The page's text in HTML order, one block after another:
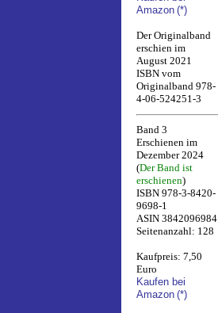
Amazon (*)
Der Originalband
erschien im
August 2021
ISBN vom
Originalband 978-
4-06-524251-3
Band 3
Erschienen im
Dezember 2024
(Der Band ist
erschienen)
ISBN 978-3-8420-
9698-1
ASIN 3842096984
Seitenanzahl: 128
Kaufpreis: 7,50
Euro
Kaufen bei
Amazon (*)